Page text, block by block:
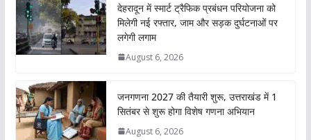
देहरादून में स्मार्ट ट्रैफिक प्रबंधन परियोजना को
मिलेगी नई रफ्तार, जाम और सड़क दुर्घटनाओं पर
लगेगी लगाम
August 6, 2026
जनगणना 2027 की तैयारी शुरू, उत्तराखंड में 1
सितंबर से शुरू होगा विशेष गणना अभियान
August 6, 2026